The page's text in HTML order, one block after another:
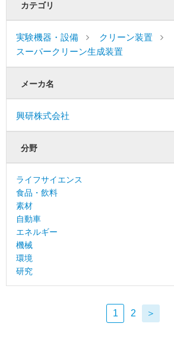
カテゴリ
実験機器・設備
クリーン装置
スーパークリーン生成装置
メーカ名
興研株式会社
分野
ライフサイエンス
食品・飲料
素材
自動車
エネルギー
機械
環境
研究
1 2 ＞